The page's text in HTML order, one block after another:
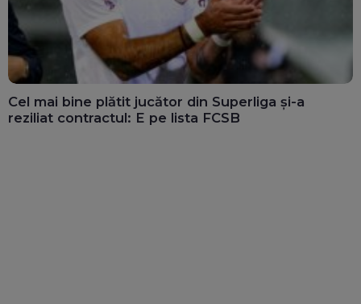
Cel mai bine plătit jucător din Superliga și-a
reziliat contractul: E pe lista FCSB